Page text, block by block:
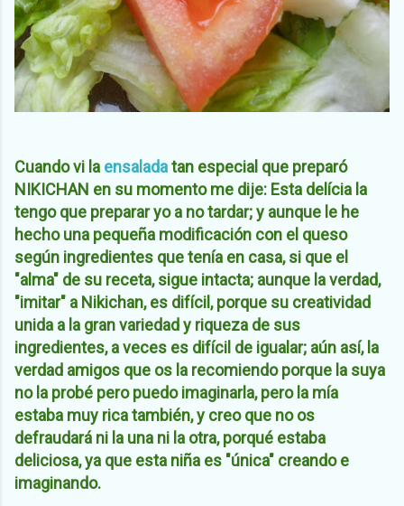
Cuando vi la ensaladatan especial que preparó
NIKICHAN en su momento me dije: Esta delícia la
tengo que preparar yo a no tardar; y aunque le he
hecho una pequeña modificación con el queso
según ingredientes que tenía en casa, si que el
"alma" de su receta, sigue intacta; aunque la verdad,
"imitar" a Nikichan, es difícil, porque su creatividad
unida a la gran variedad y riqueza de sus
ingredientes, a veces es difícil de igualar; aún así, la
verdad amigos que os la recomiendo porque la suya
no la probé pero puedo imaginarla, pero la mía
estaba muy rica también, y creo que no os
defraudará ni la una ni la otra, porqué estaba
deliciosa, ya que esta niña es "única" creando e
imaginando.